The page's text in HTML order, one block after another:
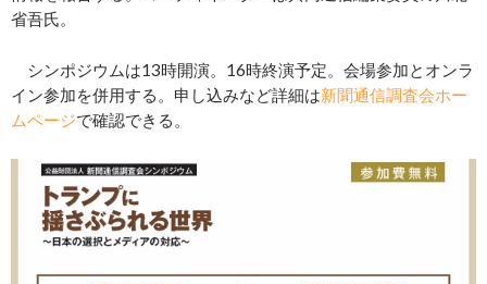
省吾氏。
シンポジウムは13時開演。16時終演予定。会場参加とオンラ
イン参加を併用する。申し込みなど詳細は新聞通信調査会ホー
ムページで確認できる。